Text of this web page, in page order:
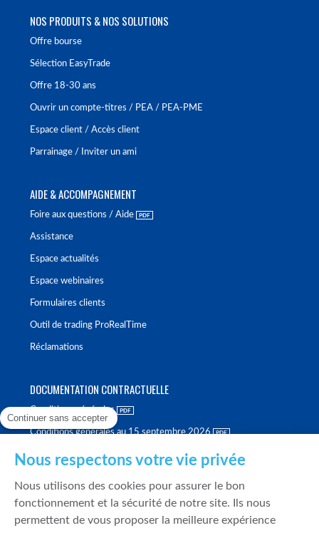
NOS PRODUITS & NOS SOLUTIONS
Offre bourse
Sélection EasyTrade
Offre 18-30 ans
Ouvrir un compte-titres / PEA / PEA-PME
Espace client / Accès client
Parrainage / Inviter un ami
AIDE & ACCOMPAGNEMENT
Foire aux questions / Aide
Assistance
Espace actualités
Espace webinaires
Formulaires clients
Outil de trading ProRealTime
Réclamations
DOCUMENTATION CONTRACTUELLE
Conditions générales
Conditions générales au 15 septembre 2026
Politique de meilleure sélection
Politique de durabilité
Continuer sans accepter
Nous respectons votre vie privée
Nous utilisons des cookies pour assurer le bon
fonctionnement et la sécurité de notre site. Ils nous
permettent de vous proposer la meilleure expérience